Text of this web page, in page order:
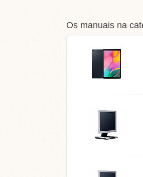
Os manuais na